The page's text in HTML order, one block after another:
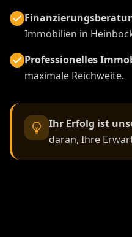
Immobilien in
Professionelles
maximale Reichweite.
Ihr Erfolg ist
daran, Ihre